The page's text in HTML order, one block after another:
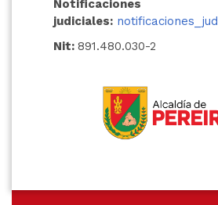
Notificaciones
judiciales:
Nit: 891.480.030-2